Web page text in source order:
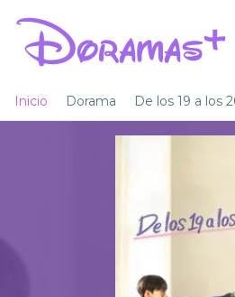
Inicio Dorama De los 19 a los